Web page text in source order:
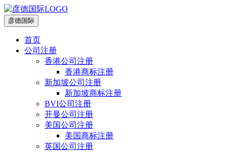
彦德国际
首页
公司注册
香港公司注册
香港商标注册
新加坡公司注册
新加坡商标注册
BVI公司注册
开曼公司注册
美国公司注册
美国商标注册
英国公司注册